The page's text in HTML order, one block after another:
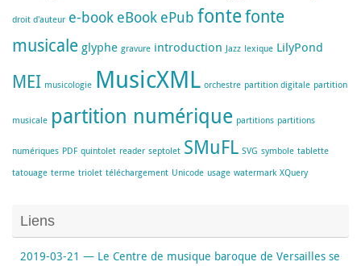
droit d'auteur e-book eBook ePub fontefonte
musicale glyphe gravure introduction Jazz lexique LilyPond
MEI musicologie MusicXML orchestre partition digitale partition
musicale partition numérique partitions partitions
numériques PDF quintolet reader septolet SMuFL SVG symbole tablette
tatouage terme triolet téléchargement Unicode usage watermark XQuery
Liens
2019-03-21 — Le Centre de musique baroque de Versailles se